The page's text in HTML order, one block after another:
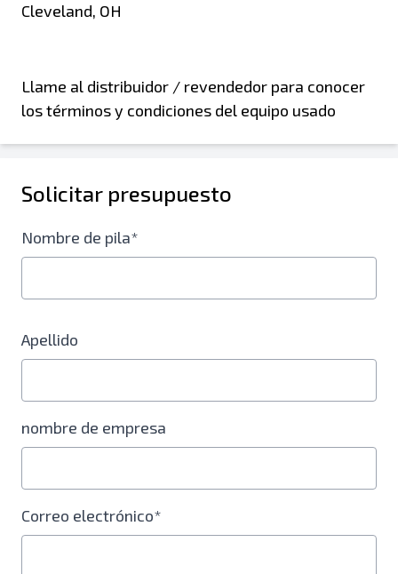
Cleveland, OH
Llame al distribuidor / revendedor para conocer
los términos y condiciones del equipo usado
Solicitar presupuesto
Nombre de pila*
Apellido
nombre de empresa
Correo electrónico*